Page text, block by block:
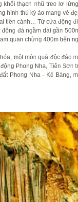
thạch nhũ treo lơ
hình thù kỳ ảo mang vẻ
tiên cảnh… Từ cửa động
đá ngầm dài gần
quan chừng 400m bên
một món quà độc đáo
Phong Nha, Tiên Sơn
Phong Nha - Kẻ Bàng,